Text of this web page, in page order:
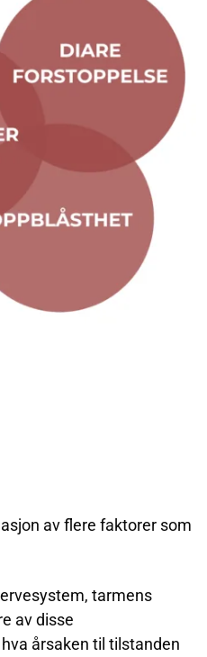
av flere faktorer som
tarmens
av disse
årsaken til tilstanden